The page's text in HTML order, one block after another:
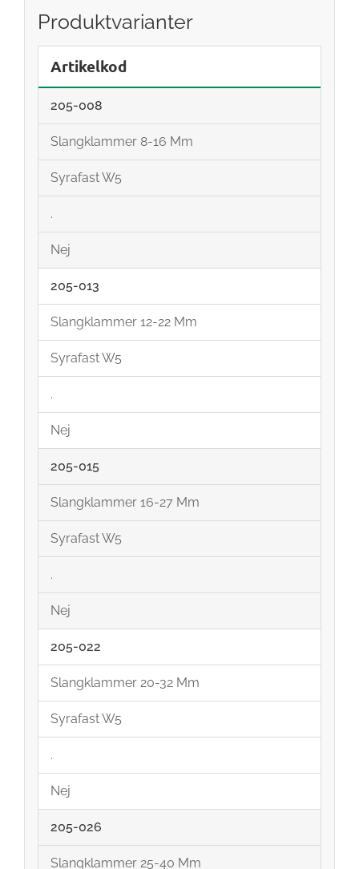
Produktvarianter
Artikelkod
205-008
Slangklammer 8-16 Mm
Syrafast W5
.
Nej
205-013
Slangklammer 12-22 Mm
Syrafast W5
.
Nej
205-015
Slangklammer 16-27 Mm
Syrafast W5
.
Nej
205-022
Slangklammer 20-32 Mm
Syrafast W5
.
Nej
205-026
Slangklammer 25-40 Mm